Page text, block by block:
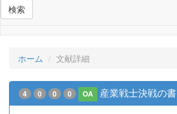
検索
ホーム 文献詳細
4 0 0 0 OA 産業戦士決戦の書